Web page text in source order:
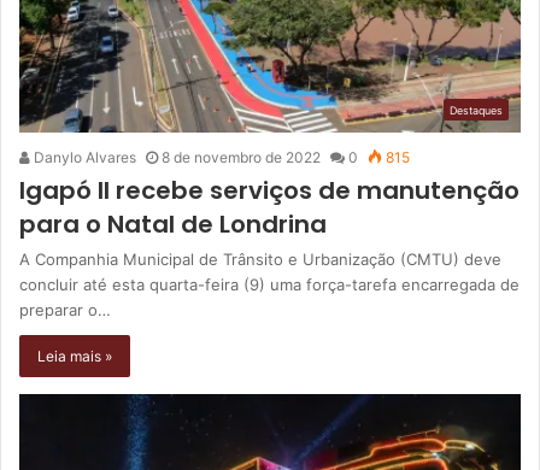
Destaques
Danylo Alvares 8 de novembro de 2022 0 815
Igapó II recebe serviços de manutenção
para o Natal de Londrina
A Companhia Municipal de Trânsito e Urbanização (CMTU) deve
concluir até esta quarta-feira (9) uma força-tarefa encarregada de
preparar o…
Leia mais »